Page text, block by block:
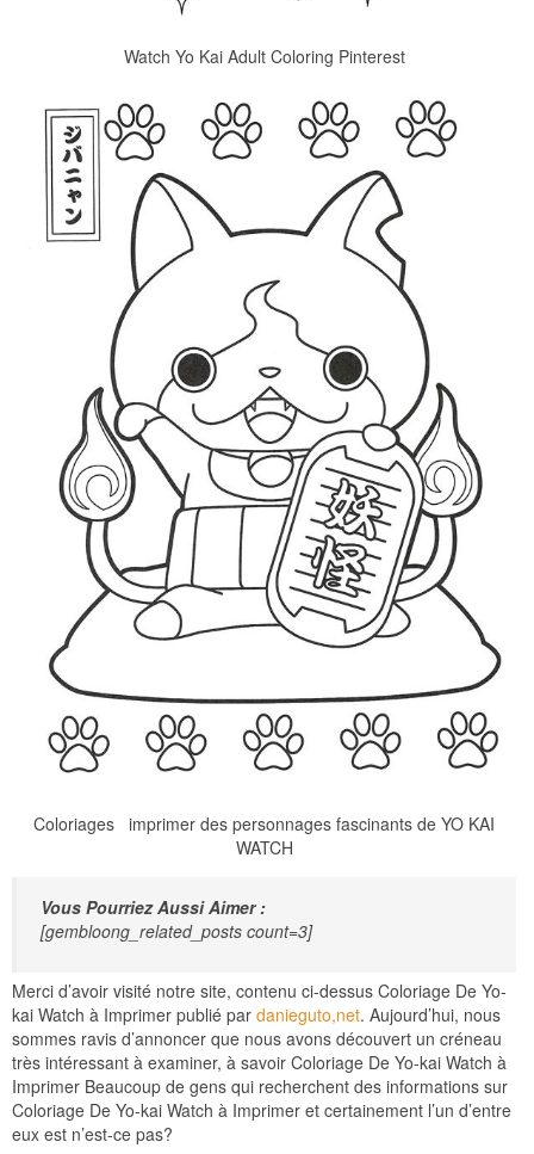
Watch Yo Kai Adult Coloring Pinterest
Coloriages imprimer des personnages fascinants de YO KAI
WATCH
Vous Pourriez Aussi Aimer :
[gembloong_related_posts count=3]
Merci d’avoir visité notre site, contenu ci-dessus Coloriage De Yo-
kai Watch à Imprimer publié par danieguto,net. Aujourd’hui, nous
sommes ravis d’annoncer que nous avons découvert un créneau
très intéressant à examiner, à savoir Coloriage De Yo-kai Watch à
Imprimer Beaucoup de gens qui recherchent des informations sur
Coloriage De Yo-kai Watch à Imprimer et certainement l’un d’entre
eux est n’est-ce pas?